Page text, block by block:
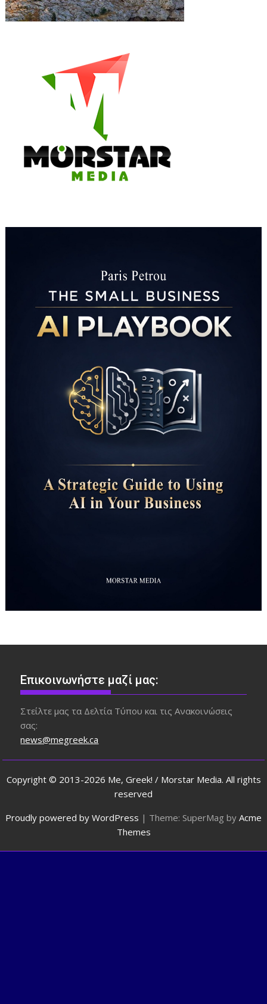
Επικοινωνήστε μαζί μας:
Στείλτε μας τα Δελτία Τύπου και τις Ανακοινώσεις
σας:
news@megreek.ca
Copyright © 2013-2026 Me, Greek! / Morstar Media. All rights
reserved
Proudly powered by WordPress | Theme: SuperMag by Acme
Themes